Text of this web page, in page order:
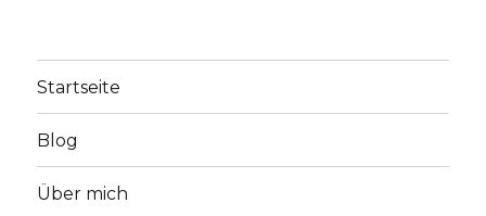
Startseite
Blog
Über mich